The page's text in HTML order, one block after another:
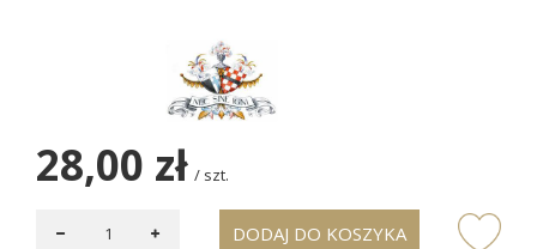
28,00 zł / szt.
DODAJ DO KOSZYKA